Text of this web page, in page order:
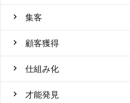
集客
顧客獲得
仕組み化
才能発見